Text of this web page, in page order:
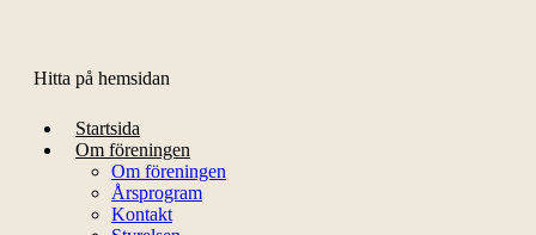
Hitta på hemsidan
Startsida
Om föreningen
Om föreningen
Årsprogram
Kontakt